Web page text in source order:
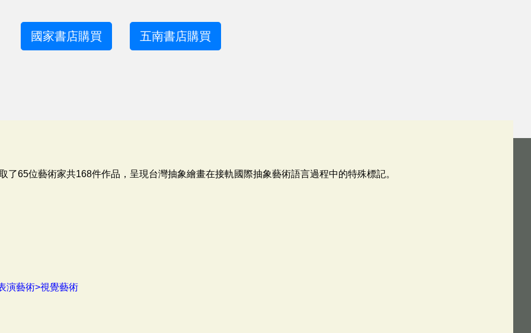
國家書店購買 五南書店購買
了65位藝術家共168件作品，呈現台灣抽象繪畫在接軌國際抽象藝術語言過程中的特殊標記。
演藝術>視覺藝術